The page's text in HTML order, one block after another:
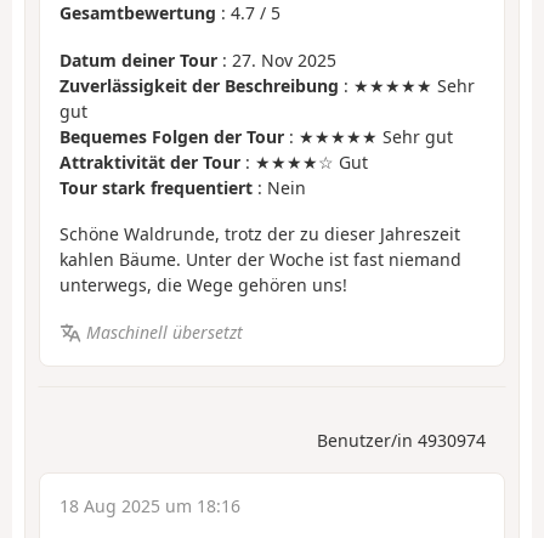
Gesamtbewertung : 4.7 / 5
Datum deiner Tour : 27. Nov 2025
Zuverlässigkeit der Beschreibung : ★★★★★ Sehr
gut
Bequemes Folgen der Tour : ★★★★★ Sehr gut
Attraktivität der Tour : ★★★★☆ Gut
Tour stark frequentiert : Nein
Schöne Waldrunde, trotz der zu dieser Jahreszeit
kahlen Bäume. Unter der Woche ist fast niemand
unterwegs, die Wege gehören uns!
Maschinell übersetzt
Benutzer/in 4930974
18 Aug 2025 um 18:16